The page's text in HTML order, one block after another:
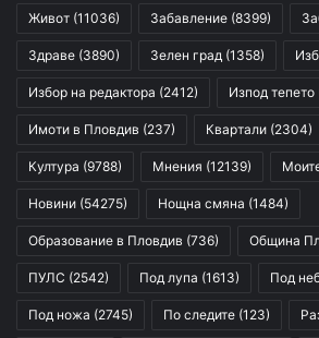
Живот (11036) Забавление (8399)
Здраве (3890) Зелен град (1358)
Избор на редактора (2412) Изпод тепето
Имоти в Пловдив (237) Квартали (2304)
Култура (9788) Мнения (12139)
Новини (54275) Нощна смяна (1484)
Образование в Пловдив (736) Община
ПУЛС (2542) Под лупа (1613) Под
Под ножа (2745) По следите (123)